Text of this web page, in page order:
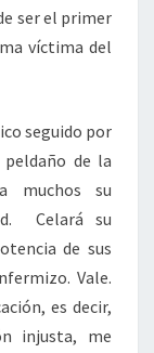
ser el primer
víctima del
seguido por
de la
muchos su
Celará su
de sus
Vale.
es decir,
injusta, me